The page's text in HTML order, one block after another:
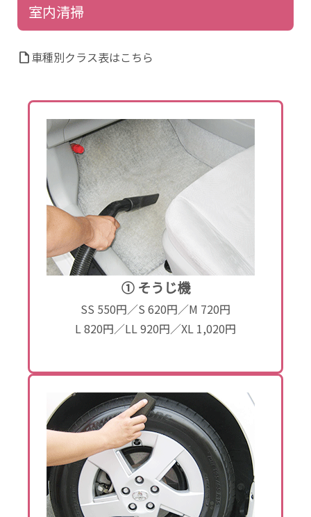
室内清掃
draft車種別クラス表はこちら
① そうじ機
SS 550円／S 620円／M 720円
L 820円／LL 920円／XL 1,020円